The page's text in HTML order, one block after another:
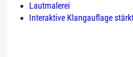
Lautmalerei
Interaktive Klangauflage